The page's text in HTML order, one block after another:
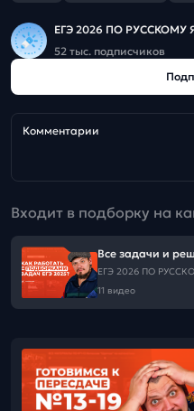
ЕГЭ 2026 ПО РУССКОМУ
52 тыс. подписчиков
Комментарии
Входит в подборку на
Все задачи и
ЕГЭ 2026 ПО
11 видео